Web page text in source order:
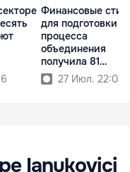
Финансовые
для подготовки
процесса
объединения
получила 81
примэрия
27 Июл. 22:03
Ianukovici